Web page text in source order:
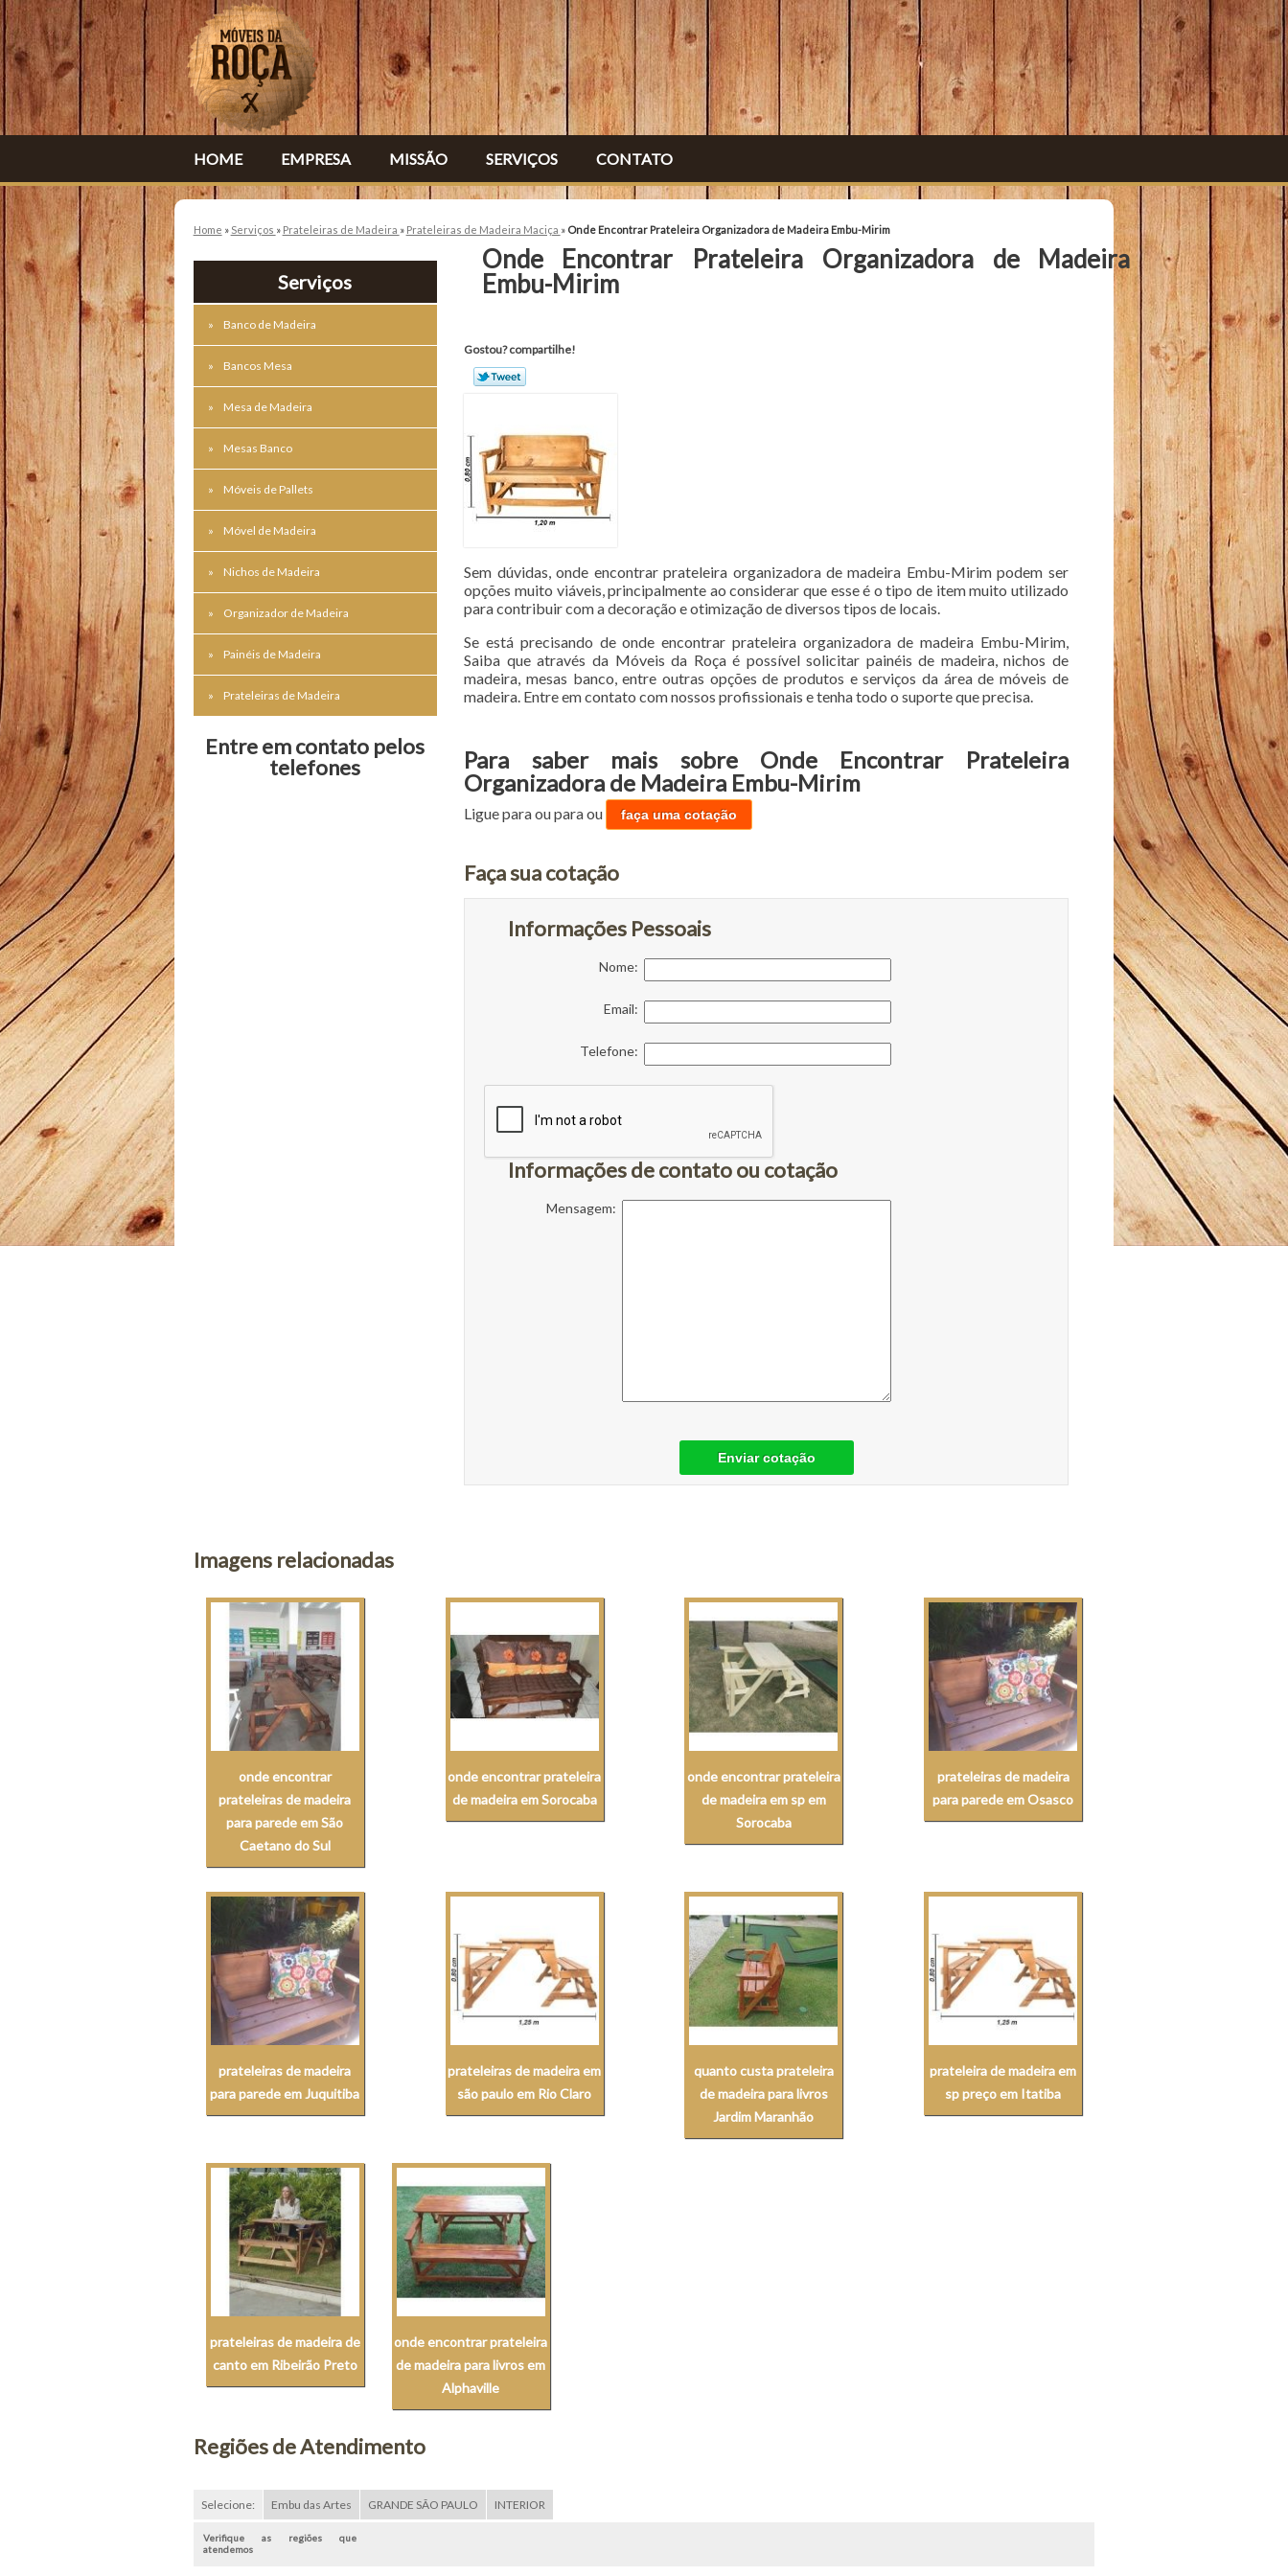
HOME EMPRESA MISSÃO SERVIÇOS CONTATO
Home » Serviços » Prateleiras de Madeira » Prateleiras de Madeira Maciça » Onde Encontrar Prateleira Organizadora de Madeira Embu-Mirim
Serviços
Banco de Madeira
Bancos Mesa
Mesa de Madeira
Mesas Banco
Móveis de Pallets
Móvel de Madeira
Nichos de Madeira
Organizador de Madeira
Painéis de Madeira
Prateleiras de Madeira
Entre em contato pelos
telefones
Onde Encontrar Prateleira Organizadora de Madeira
Embu-Mirim
Gostou? compartilhe!
Sem dúvidas, onde encontrar prateleira organizadora de madeira Embu-Mirim podem ser
opções muito viáveis, principalmente ao considerar que esse é o tipo de item muito utilizado
para contribuir com a decoração e otimização de diversos tipos de locais.
Se está precisando de onde encontrar prateleira organizadora de madeira Embu-Mirim,
Saiba que através da Móveis da Roça é possível solicitar painéis de madeira, nichos de
madeira, mesas banco, entre outras opções de produtos e serviços da área de móveis de
madeira. Entre em contato com nossos profissionais e tenha todo o suporte que precisa.
Para saber mais sobre Onde Encontrar Prateleira
Organizadora de Madeira Embu-Mirim
Ligue paraou paraou faça uma cotação
Faça sua cotação
Informações Pessoais
Nome:
Email:
Telefone:
Informações de contato ou cotação
Mensagem:
Enviar cotação
Imagens relacionadas
onde encontrar
prateleiras de madeira
para parede em São
Caetano do Sul
onde encontrar prateleira
de madeira em Sorocaba
onde encontrar prateleira
de madeira em sp em
Sorocaba
prateleiras de madeira
para parede em Osasco
prateleiras de madeira
para parede em Juquitiba
prateleiras de madeira em
são paulo em Rio Claro
quanto custa prateleira
de madeira para livros
Jardim Maranhão
prateleira de madeira em
sp preço em Itatiba
prateleiras de madeira de
canto em Ribeirão Preto
onde encontrar prateleira
de madeira para livros em
Alphaville
Regiões de Atendimento
Selecione: Embu das Artes GRANDE SÃO PAULO INTERIOR
Verifique as regiões que
atendemos